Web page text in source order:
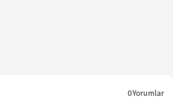
0Yorumlar